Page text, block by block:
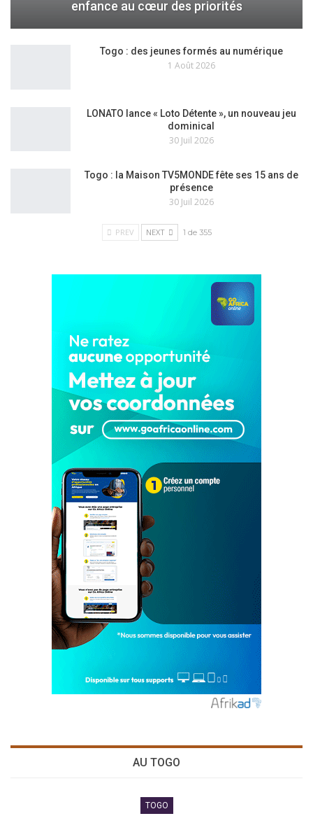
enfance au cœur des priorités
Togo : des jeunes formés au numérique
1 Août 2026
LONATO lance « Loto Détente », un nouveau jeu
dominical
30 Juil 2026
Togo : la Maison TV5MONDE fête ses 15 ans de
présence
30 Juil 2026
PREV NEXT 1 de 355
AU TOGO
TOGO